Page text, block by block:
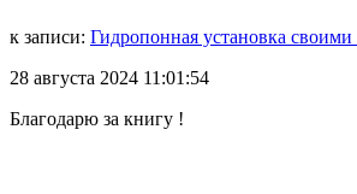
к записи: Гидропонная установка
28 августа 2024 11:01:54
Благодарю за книгу !